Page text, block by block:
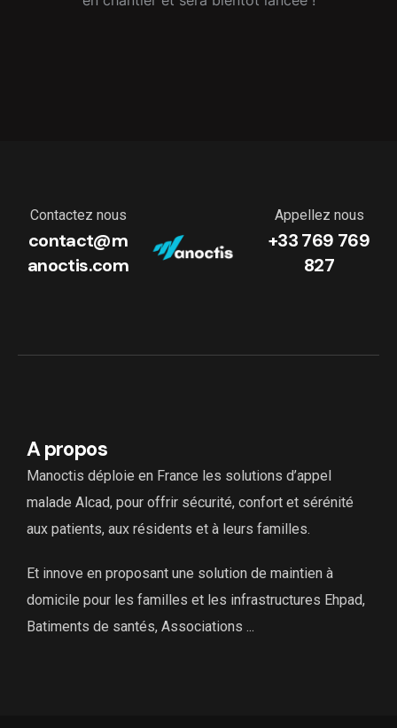
Contactez nous
contact@m
anoctis.com
Appellez nous
+33 769 769
827
A propos
Manoctis déploie en France les solutions d’appel
malade Alcad, pour offrir sécurité, confort et sérénité
aux patients, aux résidents et à leurs familles.
Et innove en proposant une solution de maintien à
domicile pour les familles et les infrastructures Ehpad,
Batiments de santés, Associations ...